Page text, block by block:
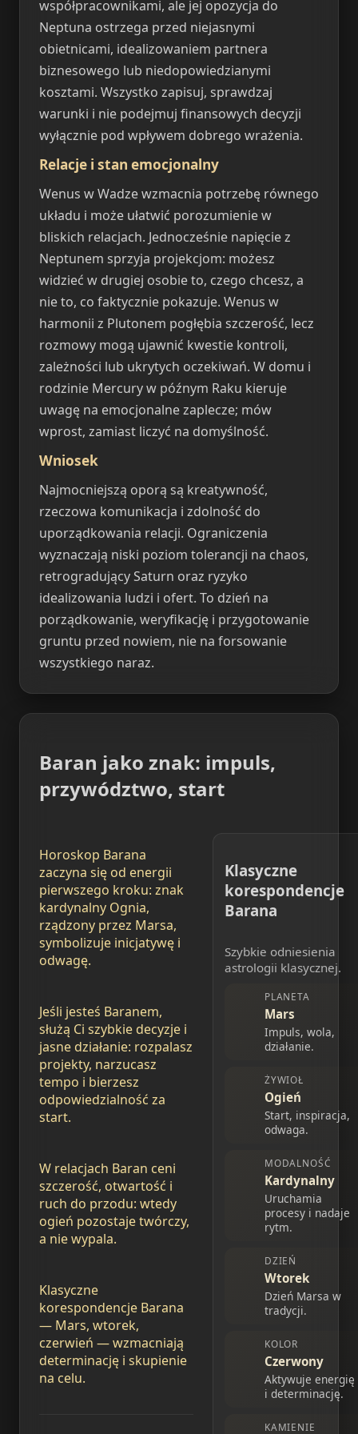
współpracownikami, ale jej opozycja do
Neptuna ostrzega przed niejasnymi
obietnicami, idealizowaniem partnera
biznesowego lub niedopowiedzianymi
kosztami. Wszystko zapisuj, sprawdzaj
warunki i nie podejmuj finansowych decyzji
wyłącznie pod wpływem dobrego wrażenia.
Relacje i stan emocjonalny
Wenus w Wadze wzmacnia potrzebę równego
układu i może ułatwić porozumienie w
bliskich relacjach. Jednocześnie napięcie z
Neptunem sprzyja projekcjom: możesz
widzieć w drugiej osobie to, czego chcesz, a
nie to, co faktycznie pokazuje. Wenus w
harmonii z Plutonem pogłębia szczerość, lecz
rozmowy mogą ujawnić kwestie kontroli,
zależności lub ukrytych oczekiwań. W domu i
rodzinie Mercury w późnym Raku kieruje
uwagę na emocjonalne zaplecze; mów
wprost, zamiast liczyć na domyślność.
Wniosek
Najmocniejszą oporą są kreatywność,
rzeczowa komunikacja i zdolność do
uporządkowania relacji. Ograniczenia
wyznaczają niski poziom tolerancji na chaos,
retrogradujący Saturn oraz ryzyko
idealizowania ludzi i ofert. To dzień na
porządkowanie, weryfikację i przygotowanie
gruntu przed nowiem, nie na forsowanie
wszystkiego naraz.
Baran jako znak: impuls,
przywództwo, start
Horoskop Barana
zaczyna się od energii
pierwszego kroku: znak
kardynalny Ognia,
rządzony przez Marsa,
symbolizuje inicjatywę i
odwagę.
Jeśli jesteś Baranem,
służą Ci szybkie decyzje i
jasne działanie: rozpalasz
projekty, narzucasz
tempo i bierzesz
odpowiedzialność za
start.
W relacjach Baran ceni
szczerość, otwartość i
ruch do przodu: wtedy
ogień pozostaje twórczy,
a nie wypala.
Klasyczne
korespondencje Barana
— Mars, wtorek,
czerwień — wzmacniają
determinację i skupienie
na celu.
Klasyczne
korespondencje
Barana
Szybkie odniesienia
astrologii klasycznej.
PLANETA
Mars
Impuls, wola,
działanie.
ŻYWIOŁ
Ogień
Start, inspiracja,
odwaga.
MODALNOŚĆ
Kardynalny
Uruchamia
procesy i nadaje
rytm.
DZIEŃ
Wtorek
Dzień Marsa w
tradycji.
KOLOR
Czerwony
Aktywuje energię
i determinację.
KAMIENIE